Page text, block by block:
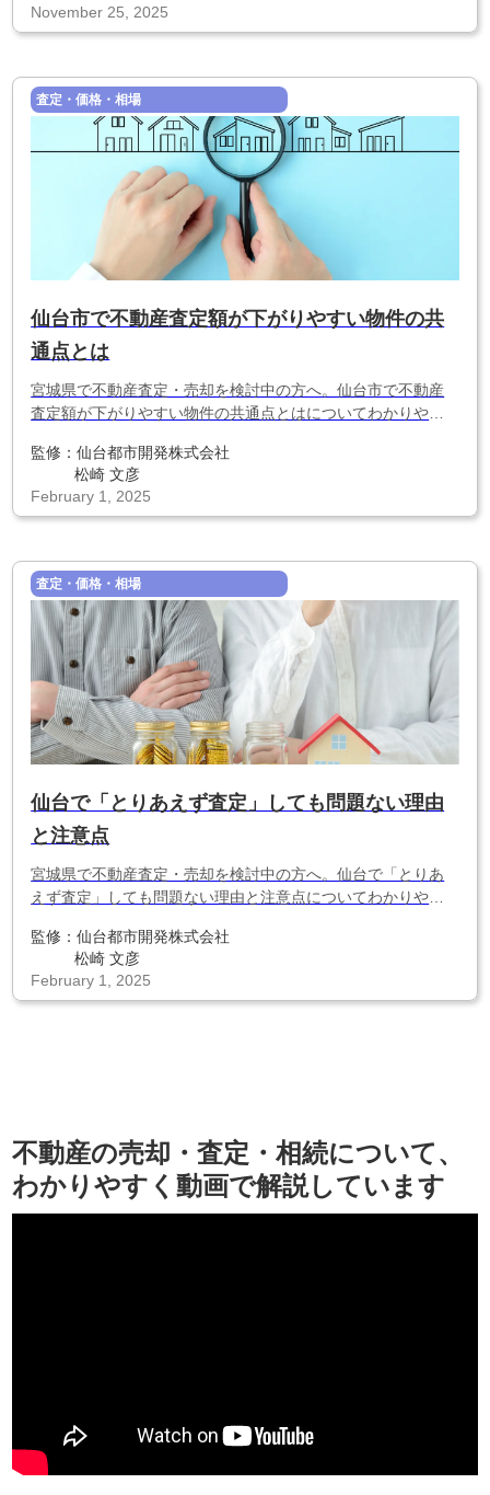
November 25, 2025
査定・価格・相場
仙台市で不動産査定額が下がりやすい物件の共
通点とは
宮城県で不動産査定・売却を検討中の方へ。仙台市で不動産
査定額が下がりやすい物件の共通点とはについてわかりやす
監修：仙台都市開発株式会社
松崎 文彦
February 1, 2025
査定・価格・相場
仙台で「とりあえず査定」しても問題ない理由
と注意点
宮城県で不動産査定・売却を検討中の方へ。仙台で「とりあ
えず査定」しても問題ない理由と注意点についてわかりやす
監修：仙台都市開発株式会社
松崎 文彦
February 1, 2025
不動産の売却・査定・相続について、
わかりやすく動画で解説しています